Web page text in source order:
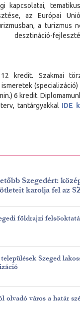
kapcsolatai,
az Európai Unió
a turizmus
desztináció-
kredit. Szakmai
(specializáció)
6 kredit.
tantárgyakkal IDE
Szegedért:
karolja fel az
földrajzi
Szeged
olvadó város a határ